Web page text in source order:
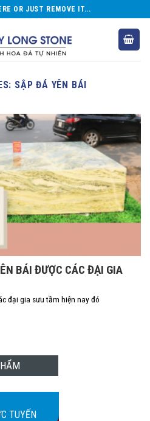
OR JUST REMOVE IT...
SẬP ĐÁ YÊN BÁI
BÁI ĐƯỢC CÁC ĐẠI GIA
đại gia sưu tầm hiện nay đó
TUYẾN